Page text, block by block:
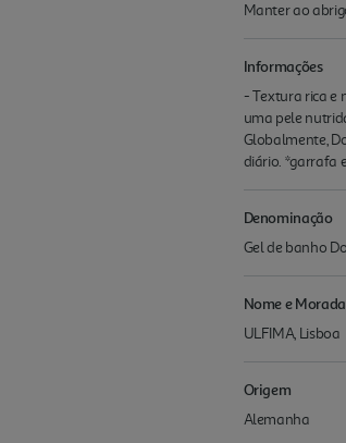
Manter ao
Informações
- Textura rica e
uma pele
Globalmente,
diário. *garrafa
Denominação
Gel de banho
Nome e Morada
ULFIMA, Lisboa
Origem
Alemanha